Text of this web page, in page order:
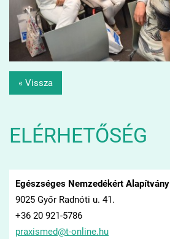
« Vissza
ELÉRHETŐSÉG
Egészséges Nemzedékért Alapítvány
9025 Győr Radnóti u. 41.
+36 20 921-5786
praxismed@t-online.hu